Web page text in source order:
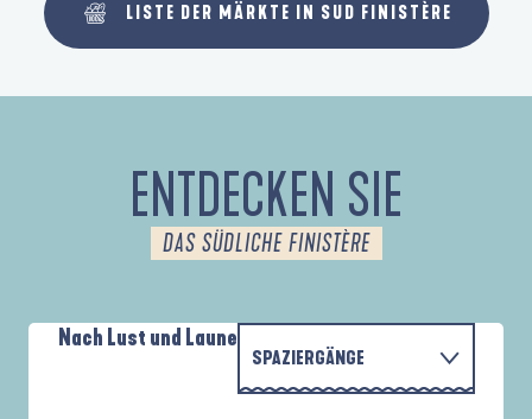
LISTE DER MÄRKTE IN SUD FINISTÈRE
ENTDECKEN SIE
DAS SÜDLICHE FINISTÈRE
Nach Lust und Laune
SPAZIERGÄNGE